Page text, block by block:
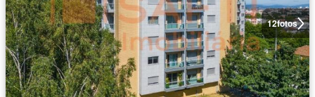
12fotos